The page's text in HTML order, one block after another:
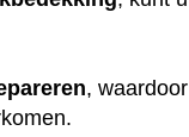
, waardoor